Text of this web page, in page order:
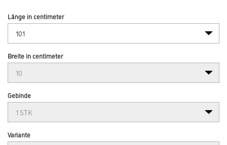
Länge in centimeter
Breite in centimeter
Gebinde
Variante